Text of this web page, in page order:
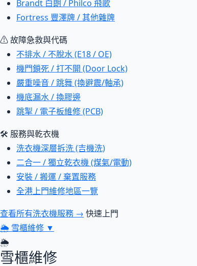
Brandt 白朗 / Philco 飛歌
Fortress 豐澤牌 / 其他雜牌
⚠ 故障急救與代碼
不排水 / 不脫水 (E18 / OE)
機門鎖死 / 打不開 (Door Lock)
嚴重噪音 / 跳舞 (換避震/軸承)
機底漏水 / 換膠邊
跳掣 / 電子板維修 (PCB)
🛠 服務與乾衣機
洗衣機深層拆洗 (吉機洗)
二合一 / 獨立乾衣機 (煤氣/電動)
安裝 / 搬運 / 棄置服務
全港上門維修地區一覽
查看所有洗衣機服務 → 快速上門
🌦 雪櫃維修 ▼
🌦
雪櫃維修